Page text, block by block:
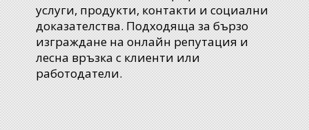
услуги, продукти, контакти и социални
доказателства. Подходяща за бързо
изграждане на онлайн репутация и
лесна връзка с клиенти или
работодатели.